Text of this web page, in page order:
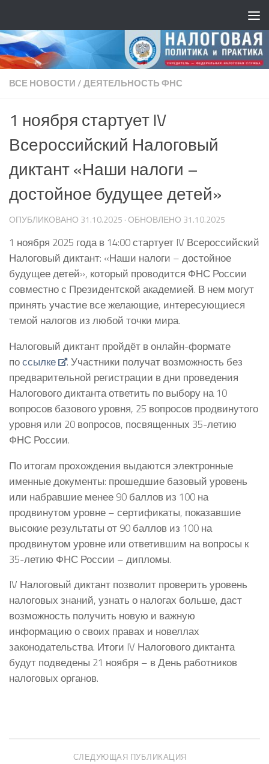
ВСЕ НОВОСТИ/ДЕЯТЕЛЬНОСТЬ ФНС
1 ноября стартует IV
Всероссийский Налоговый
диктант «Наши налоги –
достойное будущее детей»
ОПУБЛИКОВАНО 31.10.2025 · ОБНОВЛЕНО 31.10.2025
1 ноября 2025 года в 14:00 стартует IV Всероссийский
Налоговый диктант: «Наши налоги – достойное
будущее детей», который проводится ФНС России
совместно с Президентской академией. В нем могут
принять участие все желающие, интересующиеся
темой налогов из любой точки мира.
Налоговый диктант пройдёт в онлайн-формате
поссылке
. Участники получат возможность без
предварительной регистрации в дни проведения
Налогового диктанта ответить по выбору на 10
вопросов базового уровня, 25 вопросов продвинутого
уровня или 20 вопросов, посвященных 35-летию
ФНС России.
По итогам прохождения выдаются электронные
именные документы: прошедшие базовый уровень
или набравшие менее 90 баллов из 100 на
продвинутом уровне – сертификаты, показавшие
высокие результаты от 90 баллов из 100 на
продвинутом уровне или ответившим на вопросы к
35-летию ФНС России – дипломы.
IV Налоговый диктант позволит проверить уровень
налоговых знаний, узнать о налогах больше, даст
возможность получить новую и важную
информацию о своих правах и новеллах
законодательства. Итоги IV Налогового диктанта
будут подведены 21 ноября – в День работников
налоговых органов.
СЛЕДУЮЩАЯ ПУБЛИКАЦИЯ